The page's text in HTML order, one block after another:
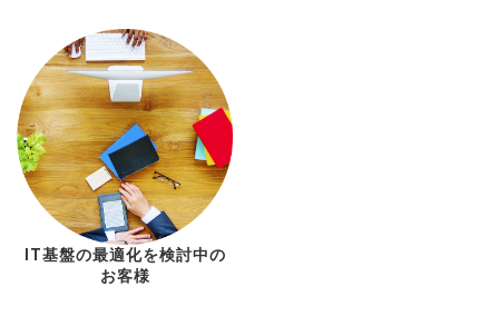
IT基盤の最適化を検討中の
お客様